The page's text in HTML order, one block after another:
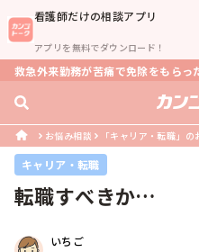
看護師だけの相談アプリ
アプリを無料でダウンロード！
お悩み相談 「キャリア・転職」の
キャリア・転職
転職すべきか…
いちご